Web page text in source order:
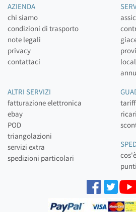
AZIENDA
chi siamo
condizioni di trasporto
note legali
privacy
contattaci
ALTRI SERVIZI
fatturazione elettronica
ebay
POD
triangolazioni
servizi extra
spedizioni particolari
cos'è